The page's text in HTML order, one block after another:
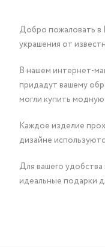
Добро пожаловать в
украшения от
В нашем интернет-
придадут вашему
могли купить
Каждое изделие
дизайне
Для вашего
идеальные подарки